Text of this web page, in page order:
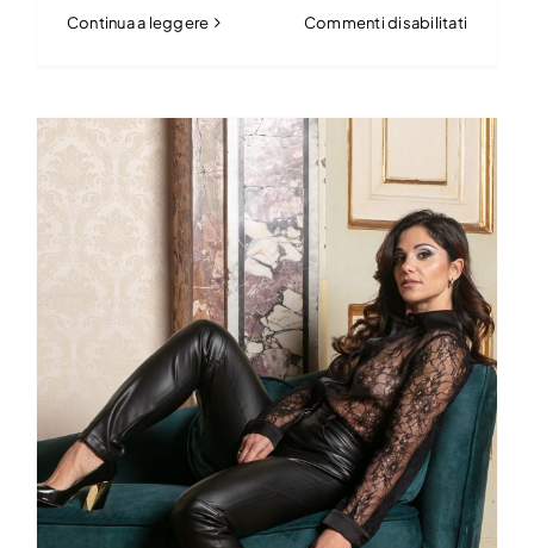
Continua a leggere Commenti disabilitati